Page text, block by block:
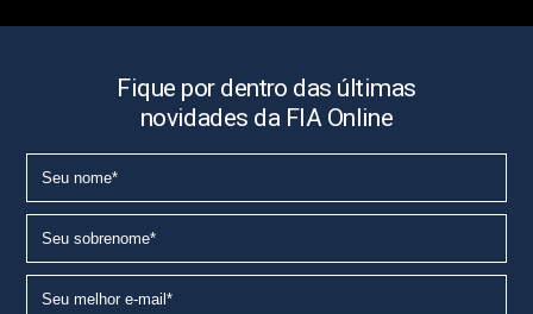
Fique por dentro das últimas
novidades da FIA Online